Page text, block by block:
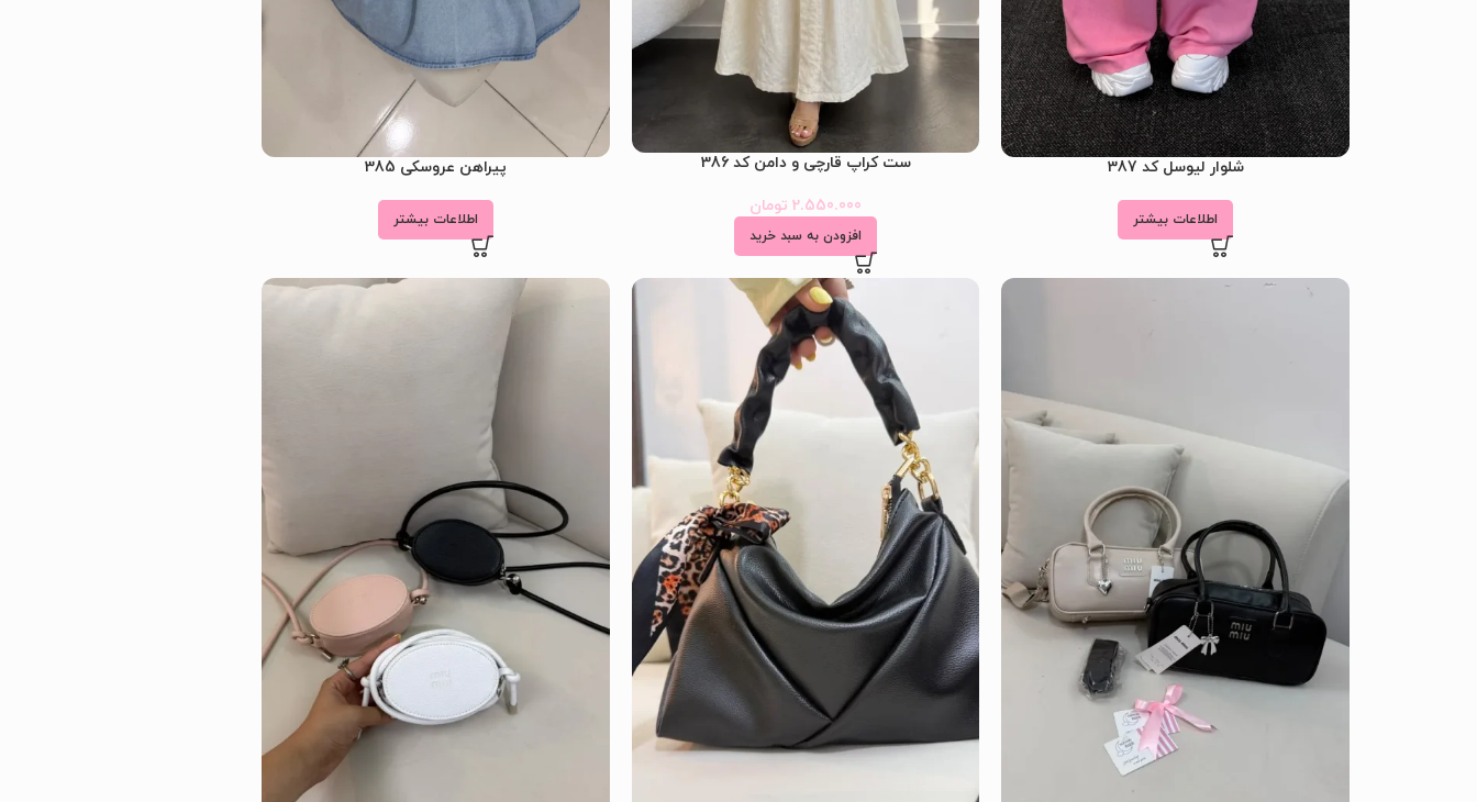
شلوار لیوسل کد 387
اطلاعات بیشتر
ست کراپ قارچی و دامن کد 386
2.550.000 تومان
افزودن به سبد خرید
پیراهن عروسکی 385
اطلاعات بیشتر